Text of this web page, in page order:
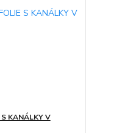
S KANÁLKY V